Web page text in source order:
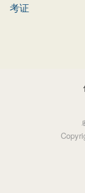
考证